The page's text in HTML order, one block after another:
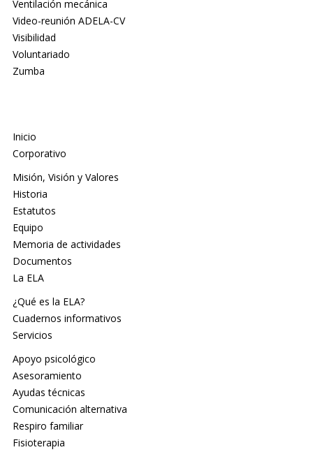
Ventilación mecánica
Video-reunión ADELA-CV
Visibilidad
Voluntariado
Zumba
Inicio
Corporativo
Misión, Visión y Valores
Historia
Estatutos
Equipo
Memoria de actividades
Documentos
La ELA
¿Qué es la ELA?
Cuadernos informativos
Servicios
Apoyo psicológico
Asesoramiento
Ayudas técnicas
Comunicación alternativa
Respiro familiar
Fisioterapia